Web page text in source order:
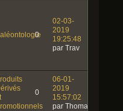
0
02-03-
2019
19:25:48
par Trav
0
06-01-
2019
15:57:02
par Thomas